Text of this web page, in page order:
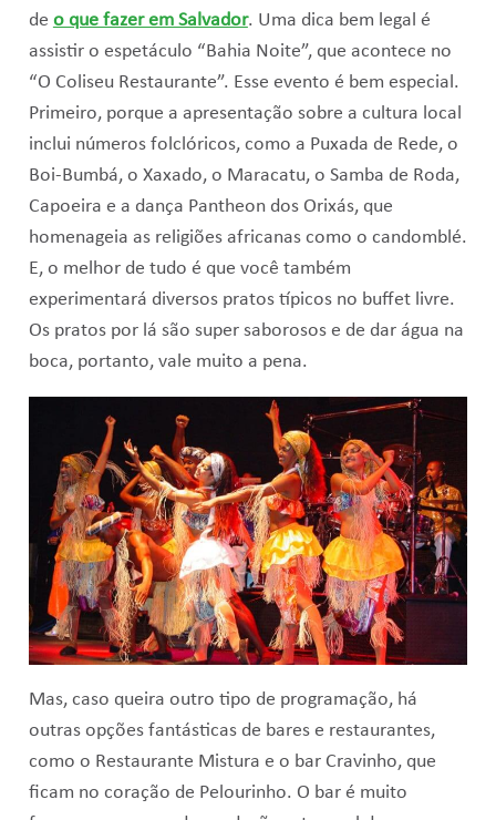
de o que fazer em Salvador. Uma dica bem legal é
assistir o espetáculo “Bahia Noite”, que acontece no
“O Coliseu Restaurante”. Esse evento é bem especial.
Primeiro, porque a apresentação sobre a cultura local
inclui números folclóricos, como a Puxada de Rede, o
Boi-Bumbá, o Xaxado, o Maracatu, o Samba de Roda,
Capoeira e a dança Pantheon dos Orixás, que
homenageia as religiões africanas como o candomblé.
E, o melhor de tudo é que você também
experimentará diversos pratos típicos no buffet livre.
Os pratos por lá são super saborosos e de dar água na
boca, portanto, vale muito a pena.
Mas, caso queira outro tipo de programação, há
outras opções fantásticas de bares e restaurantes,
como o Restaurante Mistura e o bar Cravinho, que
ficam no coração de Pelourinho. O bar é muito